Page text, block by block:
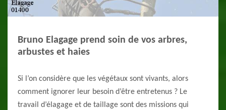
Bruno Elagage prend soin de vos arbres,
arbustes et haies
Si l’on considère que les végétaux sont vivants, alors
comment ignorer leur besoin d’être entretenus ? Le
travail d’élagage et de taillage sont des missions qui